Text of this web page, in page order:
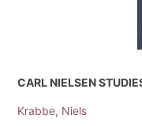
CARL NIELSEN
Krabbe, Niels